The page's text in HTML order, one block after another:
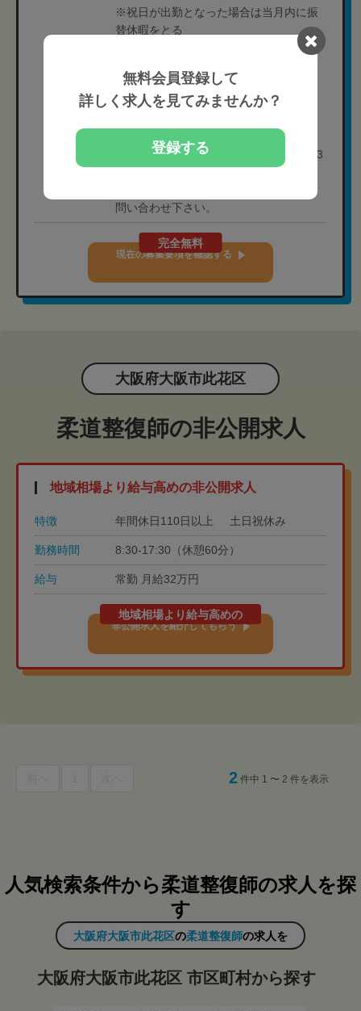
※祝日が出勤となった場合は当月内に振
替休暇をとる
［有休消化率］人材紹介担当者までお問
い合わせ下さい。
［過去の育休取得実績例］2024年: 男性3
［育休制度補足］人材紹介担当者までお
問い合わせ下さい。
完全無料
現在の募集要項を確認する
大阪府大阪市此花区
柔道整復師の非公開求人
地域相場より給与高めの非公開求人
特徴 年間休日110日以上 土日祝休み
勤務時間 8:30-17:30（休憩60分）
給与 常勤 月給32万円
地域相場より給与高めの
非公開求人を紹介してもらう
2 件中 1 〜 2 件を表示
人気検索条件から柔道整復師の求人を探
す
大阪府大阪市此花区の柔道整復師の求人を
大阪府大阪市此花区 市区町村から探す
無料会員登録して
詳しく求人を見てみませんか？
登録する